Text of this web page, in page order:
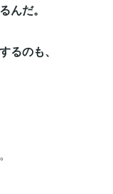
んだ。
るのも、